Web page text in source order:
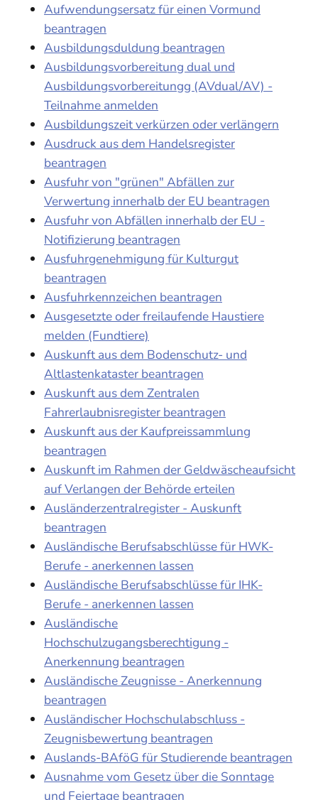
Aufwendungsersatz für einen Vormund
beantragen
Ausbildungsduldung beantragen
Ausbildungsvorbereitung dual und
Ausbildungsvorbereitungg (AVdual/AV) -
Teilnahme anmelden
Ausbildungszeit verkürzen oder verlängern
Ausdruck aus dem Handelsregister
beantragen
Ausfuhr von "grünen" Abfällen zur
Verwertung innerhalb der EU beantragen
Ausfuhr von Abfällen innerhalb der EU -
Notifizierung beantragen
Ausfuhrgenehmigung für Kulturgut
beantragen
Ausfuhrkennzeichen beantragen
Ausgesetzte oder freilaufende Haustiere
melden (Fundtiere)
Auskunft aus dem Bodenschutz- und
Altlastenkataster beantragen
Auskunft aus dem Zentralen
Fahrerlaubnisregister beantragen
Auskunft aus der Kaufpreissammlung
beantragen
Auskunft im Rahmen der Geldwäscheaufsicht
auf Verlangen der Behörde erteilen
Ausländerzentralregister - Auskunft
beantragen
Ausländische Berufsabschlüsse für HWK-
Berufe - anerkennen lassen
Ausländische Berufsabschlüsse für IHK-
Berufe - anerkennen lassen
Ausländische
Hochschulzugangsberechtigung -
Anerkennung beantragen
Ausländische Zeugnisse - Anerkennung
beantragen
Ausländischer Hochschulabschluss -
Zeugnisbewertung beantragen
Auslands-BAföG für Studierende beantragen
Ausnahme vom Gesetz über die Sonntage
und Feiertage beantragen